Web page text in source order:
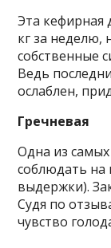
Эта кефирная
кг за неделю,
собственные
Ведь
ослаблен,
Гречневая
Одна из
соблюдать на
выдержки).
Судя по
чувство